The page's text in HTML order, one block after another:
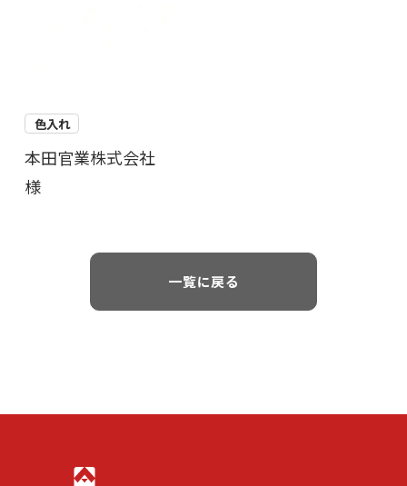
色入れ
本田官業株式会社
様
一覧に戻る